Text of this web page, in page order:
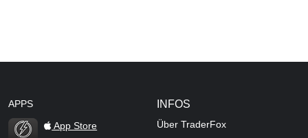
APPS
App Store
INFOS
Über TraderFox